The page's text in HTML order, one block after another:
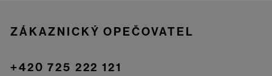
ZÁKAZNICKÝ OPEČOVATEL
+420 725 222 121